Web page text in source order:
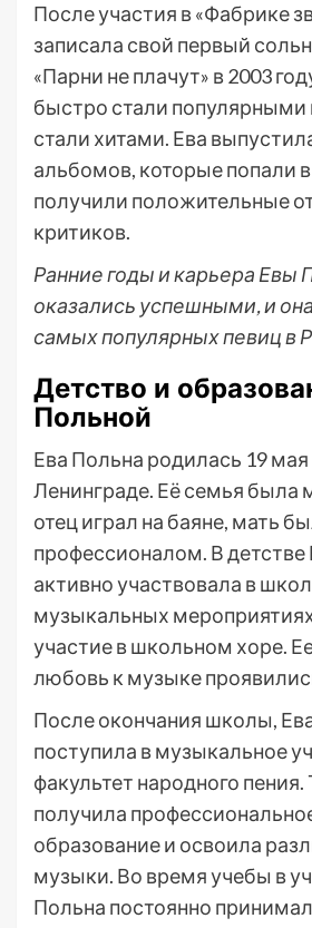
После участия в «Фабрике
записала свой первый
«Парни не плачут» в 2003
быстро стали популярными
стали хитами. Ева
альбомов, которые попали
получили положительные
критиков.
Ранние годы и карьера Евы
оказались успешными, и
самых популярных певиц в
Детство и
Польной
Ева Польна родилась 19 мая
Ленинграде. Её семья была
отец играл на баяне, мать
профессионалом. В детстве
активно участвовала в
музыкальных
участие в школьном хоре.
любовь к музыке
После окончания школы,
поступила в музыкальное
факультет народного пения.
получила
образование и освоила
музыки. Во время учебы в
Польна постоянно